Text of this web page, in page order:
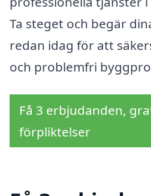
Ta steget och begär
redan idag för att
och problemfri
Få 3 erbjudanden,
förpliktelser